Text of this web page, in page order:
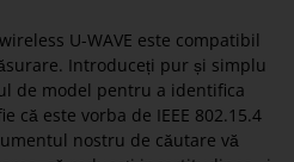
U-WAVE este compatibil
Introduceți pur și simplu
de model pentru a identifica
că este vorba de IEEE 802.15.4
nostru de căutare vă